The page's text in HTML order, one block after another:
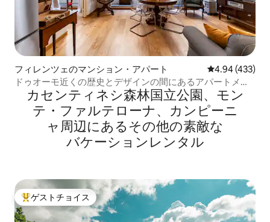
フィレンツェのマンション・アパート レビュー433
4.94 (433)
ドゥオーモ近くの歴史とデザインの間にあるアパートメン
カセンティネシ森林国立公園、モン
テ・ファルテローナ、カンピーニ
ャ⁠周⁠辺⁠に⁠あ⁠るそ⁠の⁠他⁠の素⁠敵⁠な
バ⁠ケ⁠ー⁠シ⁠ョ⁠ン⁠レ⁠ン⁠タ⁠ル
大好評のゲストチョイスです。
ゲストチョイス